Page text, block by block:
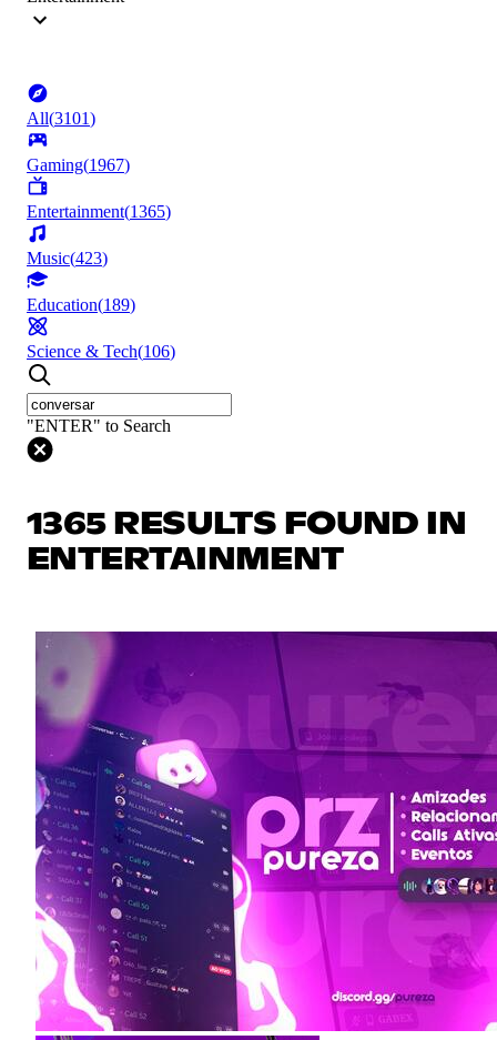
All(3101)
Gaming(1967)
Entertainment(1365)
Music(423)
Education(189)
Science & Tech(106)
"ENTER" to Search
1365 RESULTS FOUND IN
ENTERTAINMENT